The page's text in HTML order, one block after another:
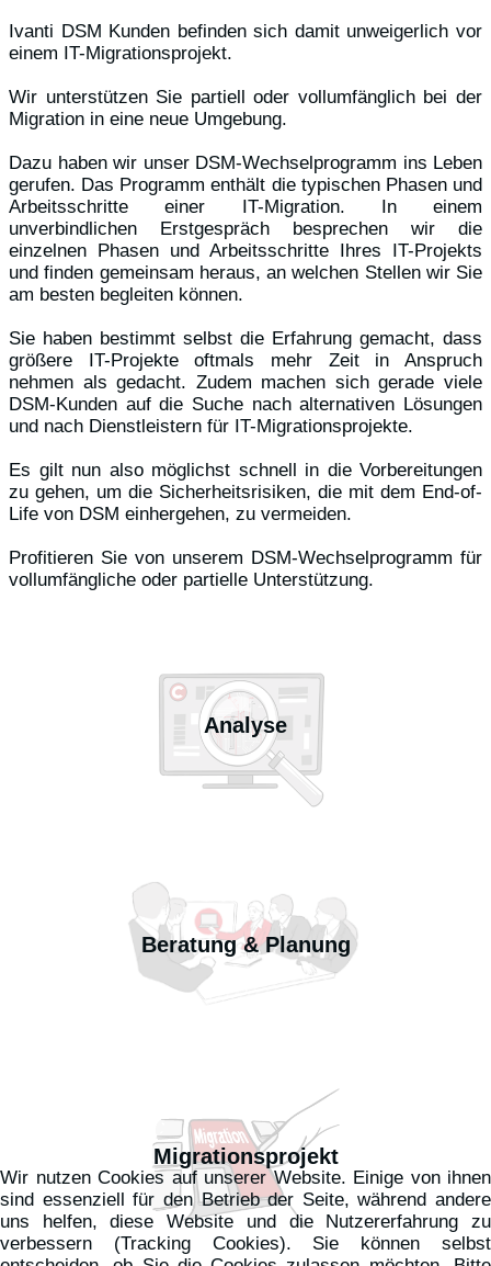
Ivanti DSM Kunden befinden sich damit unweigerlich vor
einem IT-Migrationsprojekt.
Wir unterstützen Sie partiell oder vollumfänglich bei der
Migration in eine neue Umgebung.
Dazu haben wir unser DSM-Wechselprogramm ins Leben
gerufen. Das Programm enthält die typischen Phasen und
Arbeitsschritte einer IT-Migration. In einem
unverbindlichen Erstgespräch besprechen wir die
einzelnen Phasen und Arbeitsschritte Ihres IT-Projekts
und finden gemeinsam heraus, an welchen Stellen wir Sie
am besten begleiten können.
Sie haben bestimmt selbst die Erfahrung gemacht, dass
größere IT-Projekte oftmals mehr Zeit in Anspruch
nehmen als gedacht. Zudem machen sich gerade viele
DSM-Kunden auf die Suche nach alternativen Lösungen
und nach Dienstleistern für IT-Migrationsprojekte.
Es gilt nun also möglichst schnell in die Vorbereitungen
zu gehen, um die Sicherheitsrisiken, die mit dem End-of-
Life von DSM einhergehen, zu vermeiden.
Profitieren Sie von unserem DSM-Wechselprogramm für
vollumfängliche oder partielle Unterstützung.
Analyse
Beratung & Planung
Migrationsprojekt
Wir nutzen Cookies auf unserer Website. Einige von ihnen
sind essenziell für den Betrieb der Seite, während andere
uns helfen, diese Website und die Nutzererfahrung zu
verbessern (Tracking Cookies). Sie können selbst